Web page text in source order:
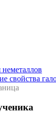
свойства